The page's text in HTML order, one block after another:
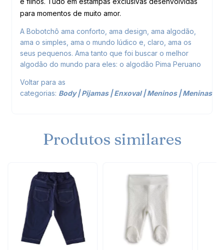
para momentos de muito amor.
A Bobotchô ama conforto, ama design, ama algodão,
ama o simples, ama o mundo lúdico e, claro, ama os
seus pequenos. Ama tanto que foi buscar o melhor
algodão do mundo para eles: o algodão Pima Peruano
Voltar para as
categorias: Body|Pijamas|Enxoval|Meninos|Meninas
Produtos similares